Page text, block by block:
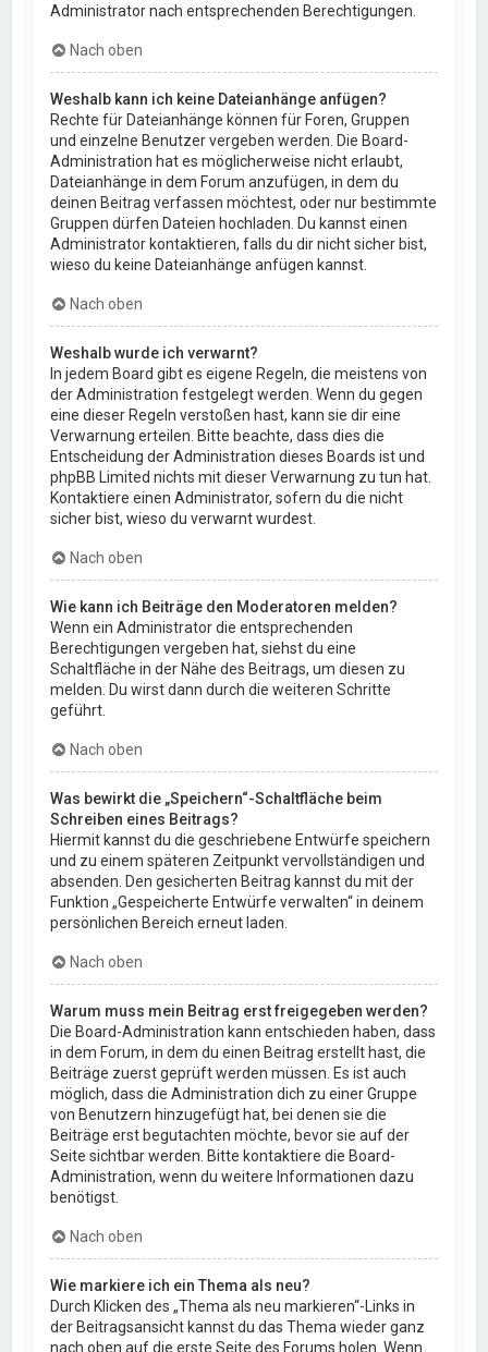
Administrator nach entsprechenden Berechtigungen.
Nach oben
Weshalb kann ich keine Dateianhänge anfügen?
Rechte für Dateianhänge können für Foren, Gruppen
und einzelne Benutzer vergeben werden. Die Board-
Administration hat es möglicherweise nicht erlaubt,
Dateianhänge in dem Forum anzufügen, in dem du
deinen Beitrag verfassen möchtest, oder nur bestimmte
Gruppen dürfen Dateien hochladen. Du kannst einen
Administrator kontaktieren, falls du dir nicht sicher bist,
wieso du keine Dateianhänge anfügen kannst.
Nach oben
Weshalb wurde ich verwarnt?
In jedem Board gibt es eigene Regeln, die meistens von
der Administration festgelegt werden. Wenn du gegen
eine dieser Regeln verstoßen hast, kann sie dir eine
Verwarnung erteilen. Bitte beachte, dass dies die
Entscheidung der Administration dieses Boards ist und
phpBB Limited nichts mit dieser Verwarnung zu tun hat.
Kontaktiere einen Administrator, sofern du die nicht
sicher bist, wieso du verwarnt wurdest.
Nach oben
Wie kann ich Beiträge den Moderatoren melden?
Wenn ein Administrator die entsprechenden
Berechtigungen vergeben hat, siehst du eine
Schaltfläche in der Nähe des Beitrags, um diesen zu
melden. Du wirst dann durch die weiteren Schritte
geführt.
Nach oben
Was bewirkt die „Speichern“-Schaltfläche beim
Schreiben eines Beitrags?
Hiermit kannst du die geschriebene Entwürfe speichern
und zu einem späteren Zeitpunkt vervollständigen und
absenden. Den gesicherten Beitrag kannst du mit der
Funktion „Gespeicherte Entwürfe verwalten“ in deinem
persönlichen Bereich erneut laden.
Nach oben
Warum muss mein Beitrag erst freigegeben werden?
Die Board-Administration kann entschieden haben, dass
in dem Forum, in dem du einen Beitrag erstellt hast, die
Beiträge zuerst geprüft werden müssen. Es ist auch
möglich, dass die Administration dich zu einer Gruppe
von Benutzern hinzugefügt hat, bei denen sie die
Beiträge erst begutachten möchte, bevor sie auf der
Seite sichtbar werden. Bitte kontaktiere die Board-
Administration, wenn du weitere Informationen dazu
benötigst.
Nach oben
Wie markiere ich ein Thema als neu?
Durch Klicken des „Thema als neu markieren“-Links in
der Beitragsansicht kannst du das Thema wieder ganz
nach oben auf die erste Seite des Forums holen. Wenn